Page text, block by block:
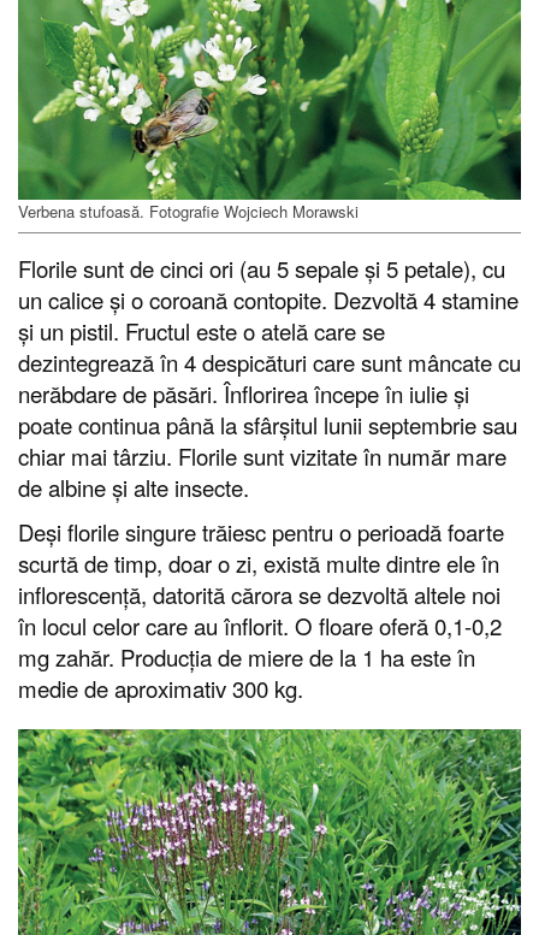
Verbena stufoasă. Fotografie Wojciech Morawski
Florile sunt de cinci ori (au 5 sepale și 5 petale), cu
un calice și o coroană contopite. Dezvoltă 4 stamine
și un pistil. Fructul este o atelă care se
dezintegrează în 4 despicături care sunt mâncate cu
nerăbdare de păsări. Înflorirea începe în iulie și
poate continua până la sfârșitul lunii septembrie sau
chiar mai târziu. Florile sunt vizitate în număr mare
de albine și alte insecte.
Deși florile singure trăiesc pentru o perioadă foarte
scurtă de timp, doar o zi, există multe dintre ele în
inflorescență, datorită cărora se dezvoltă altele noi
în locul celor care au înflorit. O floare oferă 0,1-0,2
mg zahăr. Producția de miere de la 1 ha este în
medie de aproximativ 300 kg.